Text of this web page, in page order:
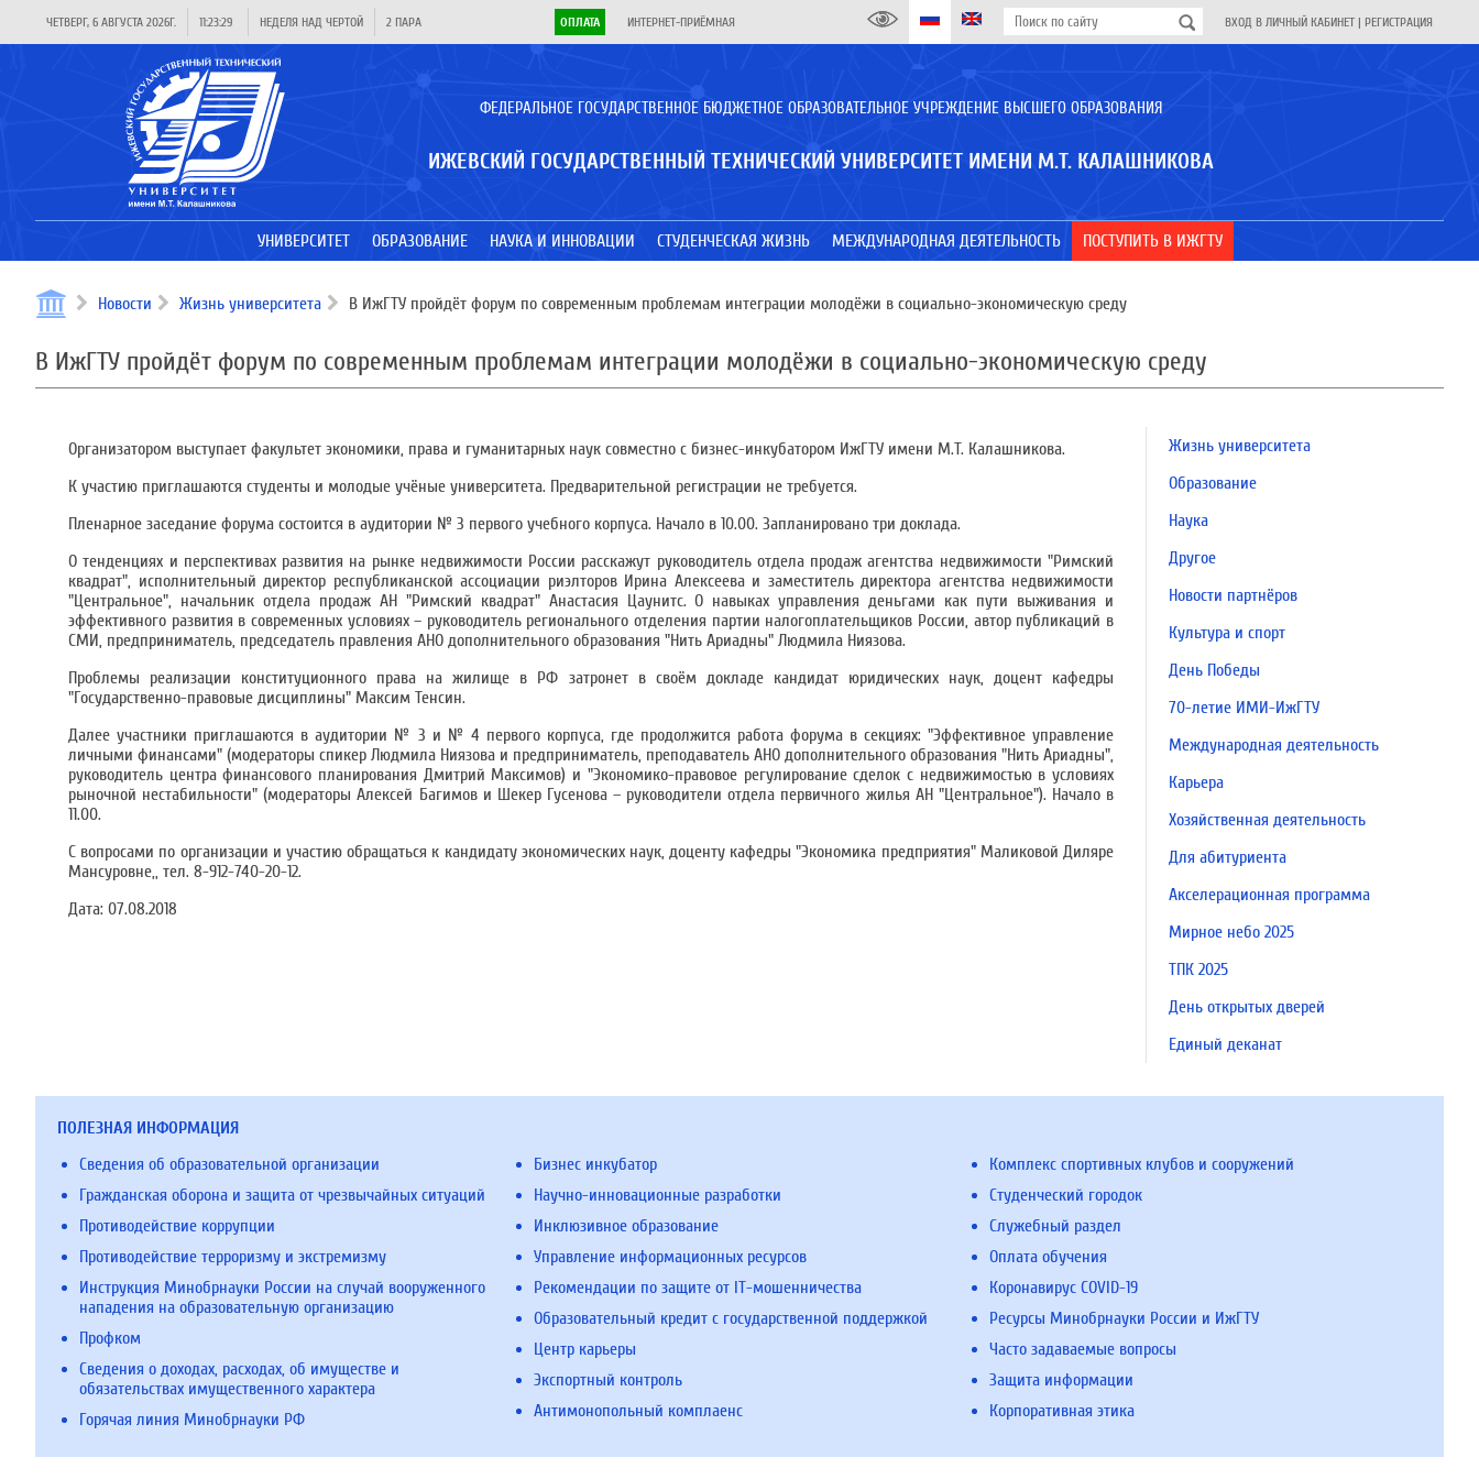
ЧЕТВЕРГ, 6 АВГУСТА 2026Г. 11:23:29 НЕДЕЛЯ НАД ЧЕРТОЙ 2 ПАРА ОПЛАТА ИНТЕРНЕТ-ПРИЁМНАЯ ВХОД В ЛИЧНЫЙ КАБИНЕТ | РЕГИСТРАЦИЯ
ФЕДЕРАЛЬНОЕ ГОСУДАРСТВЕННОЕ БЮДЖЕТНОЕ ОБРАЗОВАТЕЛЬНОЕ УЧРЕЖДЕНИЕ ВЫСШЕГО ОБРАЗОВАНИЯ
ИЖЕВСКИЙ ГОСУДАРСТВЕННЫЙ ТЕХНИЧЕСКИЙ УНИВЕРСИТЕТ ИМЕНИ М.Т. КАЛАШНИКОВА
УНИВЕРСИТЕТ ОБРАЗОВАНИЕ НАУКА И ИННОВАЦИИ СТУДЕНЧЕСКАЯ ЖИЗНЬ МЕЖДУНАРОДНАЯ ДЕЯТЕЛЬНОСТЬ ПОСТУПИТЬ В ИЖГТУ
Новости Жизнь университета В ИжГТУ пройдёт форум по современным проблемам интеграции молодёжи в социально-экономическую среду
В ИжГТУ пройдёт форум по современным проблемам интеграции молодёжи в социально-экономическую среду
Организатором выступает факультет экономики, права и гуманитарных наук совместно с бизнес-инкубатором ИжГТУ имени М.Т. Калашникова.
К участию приглашаются студенты и молодые учёные университета. Предварительной регистрации не требуется.
Пленарное заседание форума состоится в аудитории № 3 первого учебного корпуса. Начало в 10.00. Запланировано три доклада.
О тенденциях и перспективах развития на рынке недвижимости России расскажут руководитель отдела продаж агентства недвижимости "Римский
квадрат", исполнительный директор республиканской ассоциации риэлторов Ирина Алексеева и заместитель директора агентства недвижимости
"Центральное", начальник отдела продаж АН "Римский квадрат" Анастасия Цаунитс. О навыках управления деньгами как пути выживания и
эффективного развития в современных условиях – руководитель регионального отделения партии налогоплательщиков России, автор публикаций в
СМИ, предприниматель, председатель правления АНО дополнительного образования "Нить Ариадны" Людмила Ниязова.
Проблемы реализации конституционного права на жилище в РФ затронет в своём докладе кандидат юридических наук, доцент кафедры
"Государственно-правовые дисциплины" Максим Тенсин.
Далее участники приглашаются в аудитории № 3 и № 4 первого корпуса, где продолжится работа форума в секциях: "Эффективное управление
личными финансами" (модераторы спикер Людмила Ниязова и предприниматель, преподаватель АНО дополнительного образования "Нить Ариадны",
руководитель центра финансового планирования Дмитрий Максимов) и "Экономико-правовое регулирование сделок с недвижимостью в условиях
рыночной нестабильности" (модераторы Алексей Багимов и Шекер Гусенова – руководители отдела первичного жилья АН "Центральное"). Начало в
11.00.
С вопросами по организации и участию обращаться к кандидату экономических наук, доценту кафедры "Экономика предприятия" Маликовой Диляре
Мансуровне,, тел. 8-912-740-20-12.
Дата: 07.08.2018
Жизнь университета
Образование
Наука
Другое
Новости партнёров
Культура и спорт
День Победы
70-летие ИМИ-ИжГТУ
Международная деятельность
Карьера
Хозяйственная деятельность
Для абитуриента
Акселерационная программа
Мирное небо 2025
ТПК 2025
День открытых дверей
Единый деканат
ПОЛЕЗНАЯ ИНФОРМАЦИЯ
Сведения об образовательной организации
Гражданская оборона и защита от чрезвычайных ситуаций
Противодействие коррупции
Противодействие терроризму и экстремизму
Инструкция Минобрнауки России на случай вооруженного
нападения на образовательную организацию
Профком
Сведения о доходах, расходах, об имуществе и
обязательствах имущественного характера
Горячая линия Минобрнауки РФ
Бизнес инкубатор
Научно-инновационные разработки
Инклюзивное образование
Управление информационных ресурсов
Рекомендации по защите от IT-мошенничества
Образовательный кредит с государственной поддержкой
Центр карьеры
Экспортный контроль
Антимонопольный комплаенс
Комплекс спортивных клубов и сооружений
Студенческий городок
Служебный раздел
Оплата обучения
Коронавирус COVID-19
Ресурсы Минобрнауки России и ИжГТУ
Часто задаваемые вопросы
Защита информации
Корпоративная этика